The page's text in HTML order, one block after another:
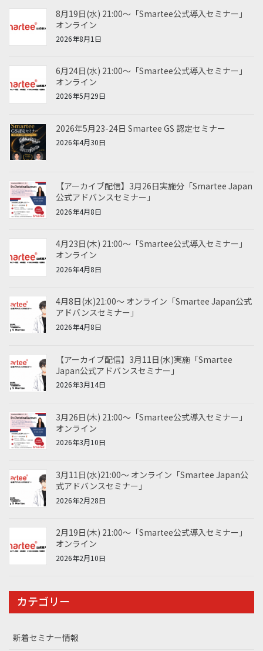
8月19日(水) 21:00～「Smartee公式導入セミナー」
オンライン
2026年8月1日
6月24日(水) 21:00～「Smartee公式導入セミナー」
オンライン
2026年5月29日
2026年5月23-24日 Smartee GS 認定セミナー
2026年4月30日
【アーカイブ配信】3月26日実施分「Smartee Japan
公式アドバンスセミナー」
2026年4月8日
4月23日(木) 21:00～「Smartee公式導入セミナー」
オンライン
2026年4月8日
4月8日(水)21:00～ オンライン「Smartee Japan公式
アドバンスセミナー」
2026年4月8日
【アーカイブ配信】3月11日(水)実施「Smartee
Japan公式アドバンスセミナー」
2026年3月14日
3月26日(木) 21:00～「Smartee公式導入セミナー」
オンライン
2026年3月10日
3月11日(水)21:00～ オンライン「Smartee Japan公
式アドバンスセミナー」
2026年2月28日
2月19日(木) 21:00～「Smartee公式導入セミナー」
オンライン
2026年2月10日
カテゴリー
新着セミナー情報